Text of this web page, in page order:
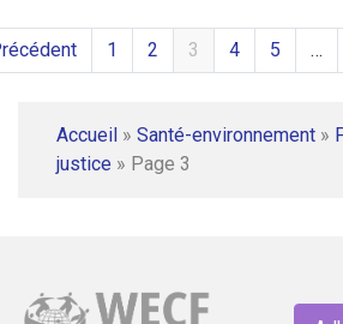
1 2 3 4 5 …
Accueil » Santé-environnement »
justice » Page 3